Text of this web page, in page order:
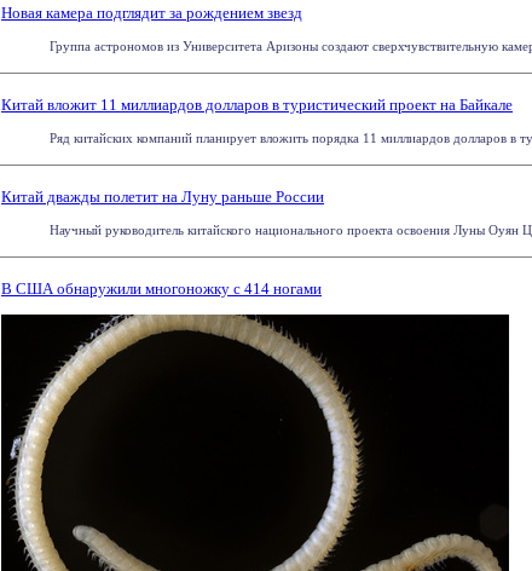
Новая камера подглядит за рождением звезд
Группа астрономов из Университета Аризоны создают сверхчувствительную
Китай вложит 11 миллиардов долларов в туристический проект на Байкале
Ряд китайских компаний планирует вложить порядка 11 миллиардов долларов в
Китай дважды полетит на Луну раньше России
Научный руководитель китайского национального проекта освоения Луны
В США обнаружили многоножку с 414 ногами